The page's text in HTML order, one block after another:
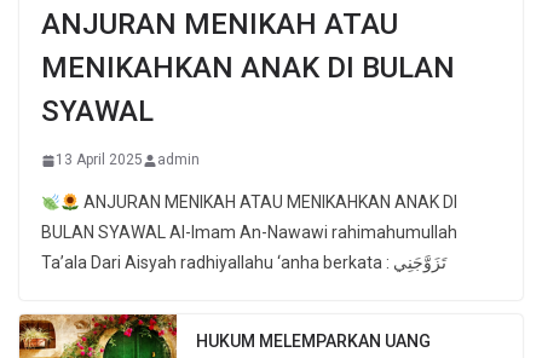
ANJURAN MENIKAH ATAU
MENIKAHKAN ANAK DI BULAN
SYAWAL
13 April 2025 admin
ANJURAN MENIKAH ATAU MENIKAHKAN ANAK DI
BULAN SYAWAL Al-Imam An-Nawawi rahimahumullah
Ta’ala Dari Aisyah radhiyallahu ‘anha berkata : تَزَوَّجَنِي
HUKUM MELEMPARKAN UANG